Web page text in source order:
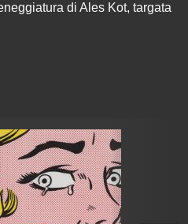
di Ales Kot, targata